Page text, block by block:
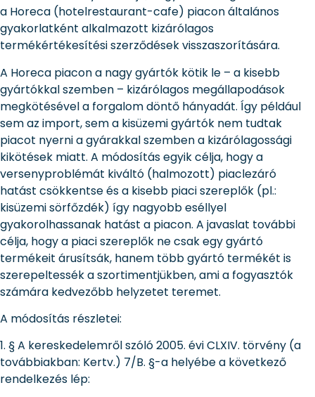
a Horeca (hotelrestaurant-cafe) piacon általános
gyakorlatként alkalmazott kizárólagos
termékértékesítési szerződések visszaszorítására.
A Horeca piacon a nagy gyártók kötik le – a kisebb
gyártókkal szemben – kizárólagos megállapodások
megkötésével a forgalom döntő hányadát. Így például
sem az import, sem a kisüzemi gyártók nem tudtak
piacot nyerni a gyárakkal szemben a kizárólagossági
kikötések miatt. A módosítás egyik célja, hogy a
versenyproblémát kiváltó (halmozott) piaclezáró
hatást csökkentse és a kisebb piaci szereplők (pl.:
kisüzemi sörfőzdék) így nagyobb eséllyel
gyakorolhassanak hatást a piacon. A javaslat további
célja, hogy a piaci szereplők ne csak egy gyártó
termékeit árusítsák, hanem több gyártó termékét is
szerepeltessék a szortimentjükben, ami a fogyasztók
számára kedvezőbb helyzetet teremet.
A módosítás részletei:
1. § A kereskedelemről szóló 2005. évi CLXIV. törvény (a
továbbiakban: Kertv.) 7/B. §-a helyébe a következő
rendelkezés lép: